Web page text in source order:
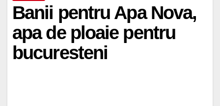
Banii pentru Apa Nova,
apa de ploaie pentru
bucuresteni